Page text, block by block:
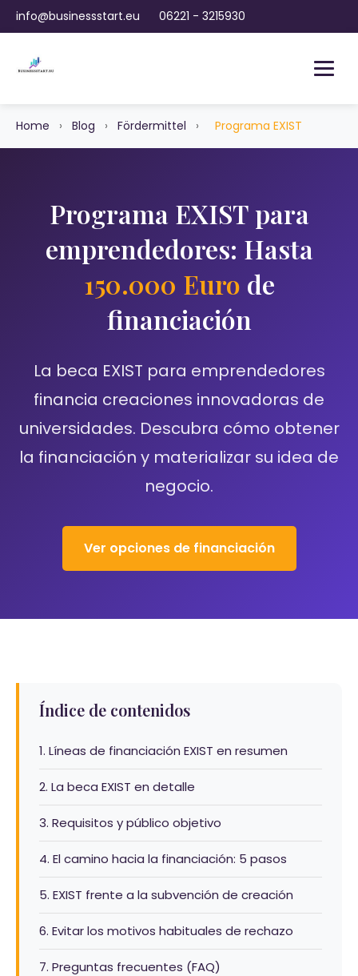
info@businessstart.eu 06221 - 3215930
Home › Blog › Fördermittel › Programa EXIST
Programa EXIST para
emprendedores: Hasta
150.000 Euro de
financiación
La beca EXIST para emprendedores
financia creaciones innovadoras de
universidades. Descubra cómo obtener
la financiación y materializar su idea de
negocio.
Ver opciones de financiación
Índice de contenidos
1. Líneas de financiación EXIST en resumen
2. La beca EXIST en detalle
3. Requisitos y público objetivo
4. El camino hacia la financiación: 5 pasos
5. EXIST frente a la subvención de creación
6. Evitar los motivos habituales de rechazo
7. Preguntas frecuentes (FAQ)